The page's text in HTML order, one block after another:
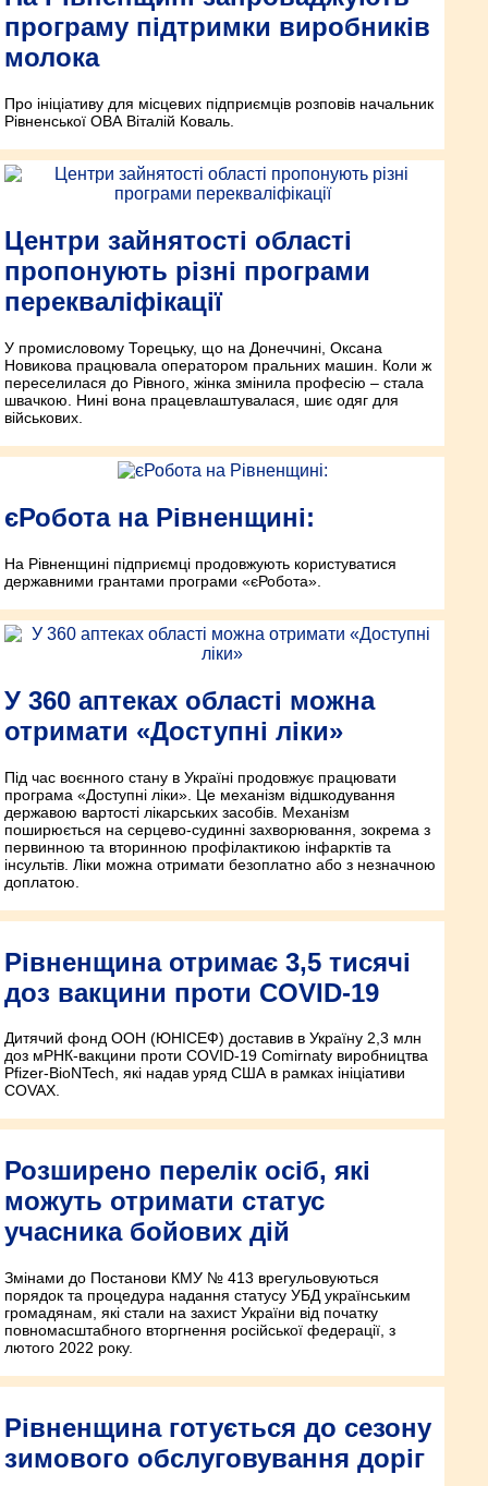
програму підтримки виробників
молока
Про ініціативу для місцевих підприємців розповів начальник
Рівненської ОВА Віталій Коваль.
Центри зайнятості області
пропонують різні програми
перекваліфікації
У промисловому Торецьку, що на Донеччині, Оксана
Новикова працювала оператором пральних машин. Коли ж
переселилася до Рівного, жінка змінила професію – стала
швачкою. Нині вона працевлаштувалася, шиє одяг для
військових.
єРобота на Рівненщині:
На Рівненщині підприємці продовжують користуватися
державними грантами програми «єРобота».
У 360 аптеках області можна
отримати «Доступні ліки»
Під час воєнного стану в Україні продовжує працювати
програма «Доступні ліки». Це механізм відшкодування
державою вартості лікарських засобів. Механізм
поширюється на серцево-судинні захворювання, зокрема з
первинною та вторинною профілактикою інфарктів та
інсультів. Ліки можна отримати безоплатно або з незначною
доплатою.
Рівненщина отримає 3,5 тисячі
доз вакцини проти COVID-19
Дитячий фонд ООН (ЮНІСЕФ) доставив в Україну 2,3 млн
доз мРНК-вакцини проти COVID-19 Comirnaty виробництва
Pfizer-BioNTech, які надав уряд США в рамках ініціативи
COVAX.
Розширено перелік осіб, які
можуть отримати статус
учасника бойових дій
Змінами до Постанови КМУ № 413 врегульовуються
порядок та процедура надання статусу УБД українським
громадянам, які стали на захист України від початку
повномасштабного вторгнення російської федерації, з
лютого 2022 року.
Рівненщина готується до сезону
зимового обслуговування доріг